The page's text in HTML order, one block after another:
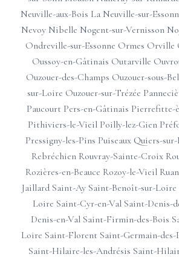
Neuville-aux-Bois La Neuville-sur-
Nevoy Nibelle Nogent-sur-Vernisson
Ondreville-sur-Essonne Ormes Orville
Oussoy-en-Gâtinais Outarville
Ouzouer-des-Champs Ouzouer-sous-
sur-Loire Ouzouer-sur-Trézée
Paucourt Pers-en-Gâtinais Pierrefitte-
Pithiviers-le-Vieil Poilly-lez-Gien
Pressigny-les-Pins Puiseaux Quiers-sur-
Rebréchien Rouvray-Sainte-Croix
Rozières-en-Beauce Rozoy-le-Vieil Ruan
Jaillard Saint-Ay Saint-Benoît-sur-Loire
Loire Saint-Cyr-en-Val Saint-Denis-
Denis-en-Val Saint-Firmin-des-Bois
Loire Saint-Florent Saint-Germain-des-
Saint-Hilaire-les-Andrésis Saint-